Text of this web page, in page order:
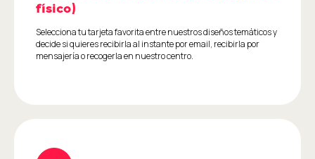
físico)
Selecciona tu tarjeta favorita entre nuestros diseños temáticos y
decide si quieres recibirla al instante por email, recibirla por
mensajería o recogerla en nuestro centro.